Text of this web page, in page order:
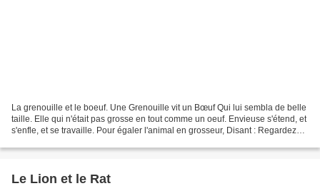
La grenouille et le boeuf. Une Grenouille vit un Bœuf Qui lui sembla de belle
taille. Elle qui n'était pas grosse en tout comme un oeuf. Envieuse s'étend, et
s'enfle, et se travaille. Pour égaler l'animal en grosseur, Disant : Regardez
Le Lion et le Rat